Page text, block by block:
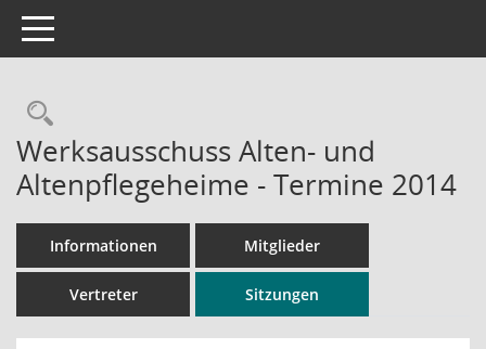
Toggle navigation
Rechercheauswahl
Werksausschuss Alten- und
Altenpflegeheime - Termine 2014
Informationen Mitglieder
Vertreter Sitzungen